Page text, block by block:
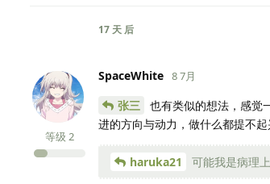
17 天 后
SpaceWhite
等级 2
8 7月
张三
也有类似的想法，感觉
进的方向与动力，做什么都提不
haruka21 可能我是病理